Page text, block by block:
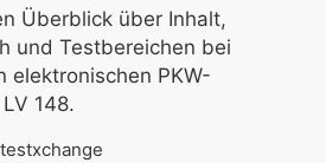
Überblick über Inhalt,
und Testbereichen bei
elektronischen PKW-
148.
testxchange